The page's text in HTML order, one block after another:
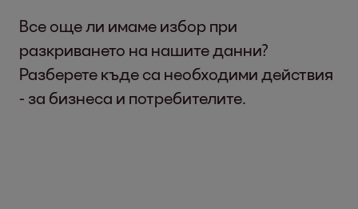
Все още ли имаме избор при
разкриването на нашите данни?
Разберете къде са необходими действия
- за бизнеса и потребителите.